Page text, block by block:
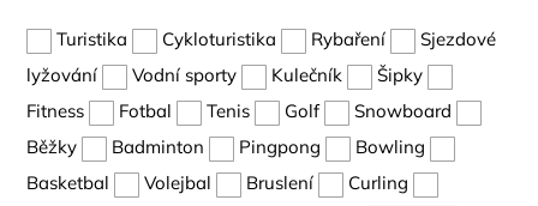
Turistika Cykloturistika Rybaření
Sjezdové
lyžování
Vodní sporty Kulečník
Šipky
Fitness
Fotbal Tenis Golf
Snowboard
Běžky
Badminton Pingpong
Bowling
Basketbal
Volejbal Bruslení
Curling